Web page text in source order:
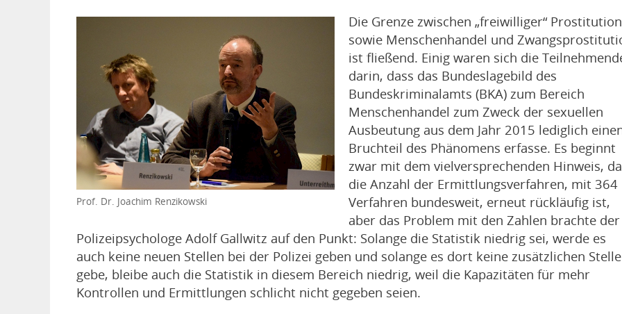
Prof. Dr. Joachim Renzikowski
Die Grenze zwischen „freiwilliger“ Prostitution
sowie Menschenhandel und
ist fließend. Einig waren sich die
darin, dass das Bundeslagebild des
Bundeskriminalamts (BKA) zum Bereich
Menschenhandel zum Zweck der sexuellen
Ausbeutung aus dem Jahr 2015 lediglich
Bruchteil des Phänomens erfasse. Es beginnt
zwar mit dem vielversprechenden Hinweis,
die Anzahl der Ermittlungsverfahren, mit 364
Verfahren bundesweit, erneut rückläufig ist,
aber das Problem mit den Zahlen brachte der
Polizeipsychologe Adolf Gallwitz auf den Punkt: Solange die Statistik niedrig sei, werde es
auch keine neuen Stellen bei der Polizei geben und solange es dort keine zusätzlichen
gebe, bleibe auch die Statistik in diesem Bereich niedrig, weil die Kapazitäten für mehr
Kontrollen und Ermittlungen schlicht nicht gegeben seien.